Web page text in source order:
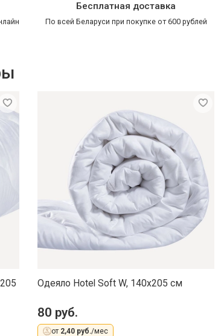
Бесплатная доставка
По всей Беларуси при покупке от 600 рублей
Одеяло Hotel Soft W, 140x205 см
80 руб.
от 2,40 руб./мес